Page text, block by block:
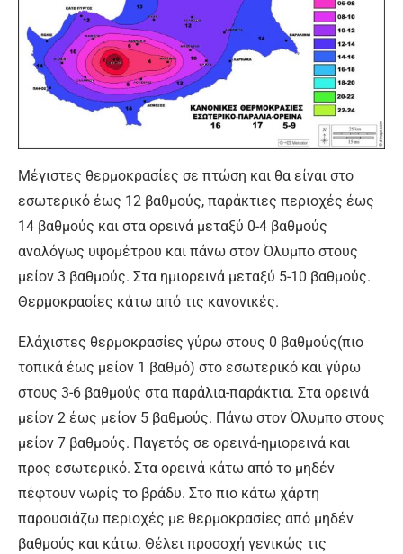
Μέγιστες θερμοκρασίες σε πτώση και θα είναι στο
εσωτερικό έως 12 βαθμούς, παράκτιες περιοχές έως
14 βαθμούς και στα ορεινά μεταξύ 0-4 βαθμούς
αναλόγως υψομέτρου και πάνω στον Όλυμπο στους
μείον 3 βαθμούς. Στα ημιορεινά μεταξύ 5-10 βαθμούς.
Θερμοκρασίες κάτω από τις κανονικές.
Ελάχιστες θερμοκρασίες γύρω στους 0 βαθμούς(πιο
τοπικά έως μείον 1 βαθμό) στο εσωτερικό και γύρω
στους 3-6 βαθμούς στα παράλια-παράκτια. Στα ορεινά
μείον 2 έως μείον 5 βαθμούς. Πάνω στον Όλυμπο στους
μείον 7 βαθμούς. Παγετός σε ορεινά-ημιορεινά και
προς εσωτερικό. Στα ορεινά κάτω από το μηδέν
πέφτουν νωρίς το βράδυ. Στο πιο κάτω χάρτη
παρουσιάζω περιοχές με θερμοκρασίες από μηδέν
βαθμούς και κάτω. Θέλει προσοχή γενικώς τις